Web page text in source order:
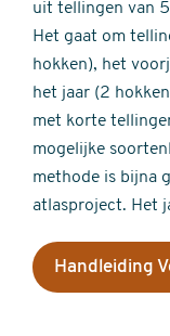
uit tellingen van
Het gaat om
hokken), het
het jaar (2
met korte
mogelijke
methode is bijna
atlasproject. Het
Handleiding